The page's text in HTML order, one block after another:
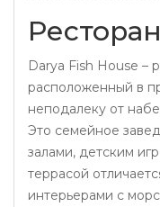
Darya Fish House –
расположенный в
неподалеку от
Это семейное
залами, детским
террасой
интерьерами с